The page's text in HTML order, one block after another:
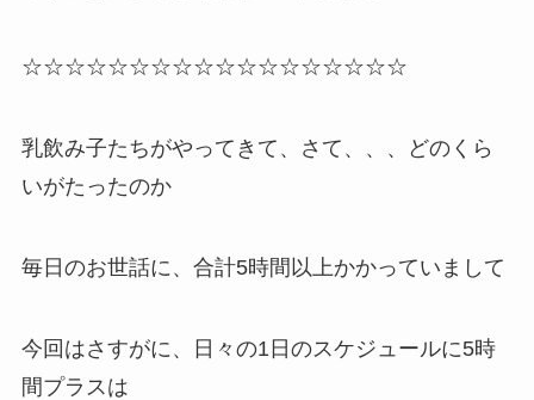
☆☆☆☆☆☆☆☆☆☆☆☆☆☆☆☆☆☆
乳飲み子たちがやってきて、さて、、、どのくら
いがたったのか
毎日のお世話に、合計5時間以上かかっていまして
今回はさすがに、日々の1日のスケジュールに5時
間プラスは